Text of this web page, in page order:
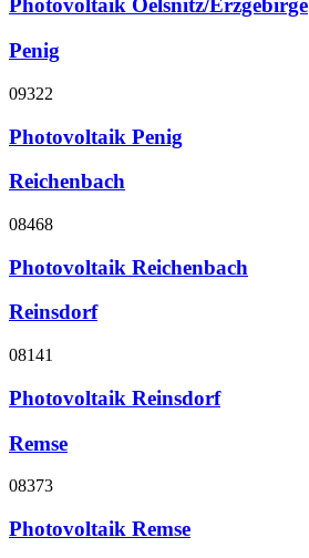
Photovoltaik Oelsnitz/Erzgebirge
Penig
09322
Photovoltaik Penig
Reichenbach
08468
Photovoltaik Reichenbach
Reinsdorf
08141
Photovoltaik Reinsdorf
Remse
08373
Photovoltaik Remse